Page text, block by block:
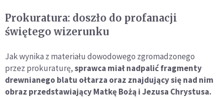
Prokuratura: doszło do profanacji
świętego wizerunku
Jak wynika z materiału dowodowego zgromadzonego
przez prokuraturę,sprawca miał nadpalić fragmenty
drewnianego blatu ołtarza oraz znajdujący się nad nim
obraz przedstawiający Matkę Bożą i Jezusa Chrystusa.